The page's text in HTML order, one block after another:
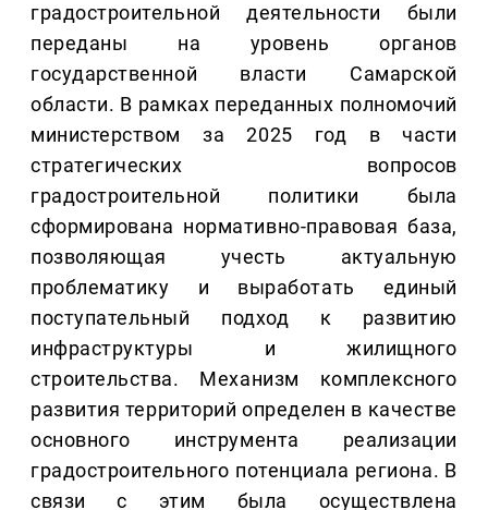
градостроительной деятельности были
переданы на уровень органов
государственной власти Самарской
области. В рамках переданных полномочий
министерством за 2025 год в части
стратегических вопросов
градостроительной политики была
сформирована нормативно-правовая база,
позволяющая учесть актуальную
проблематику и выработать единый
поступательный подход к развитию
инфраструктуры и жилищного
строительства. Механизм комплексного
развития территорий определен в качестве
основного инструмента реализации
градостроительного потенциала региона. В
связи с этим была осуществлена